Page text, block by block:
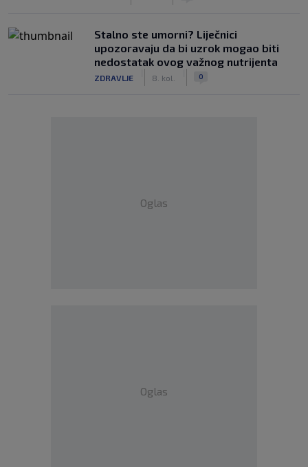
Stalno ste umorni? Liječnici
upozoravaju da bi uzrok mogao biti
nedostatak ovog važnog nutrijenta
ZDRAVLJE 8. kol. 0
Oglas
Oglas